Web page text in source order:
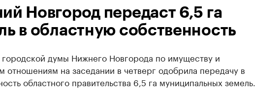
Новгород передаст 6,5 га
в областную собственность
думы Нижнего Новгорода по имуществу и
отношениям на заседании в четверг одобрила передачу в
областного правительства 6,5 га муниципальных земель.